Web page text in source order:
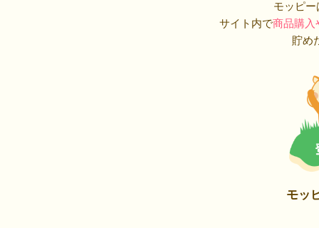
モッピ
サイト内で商品購入
貯め
モッ